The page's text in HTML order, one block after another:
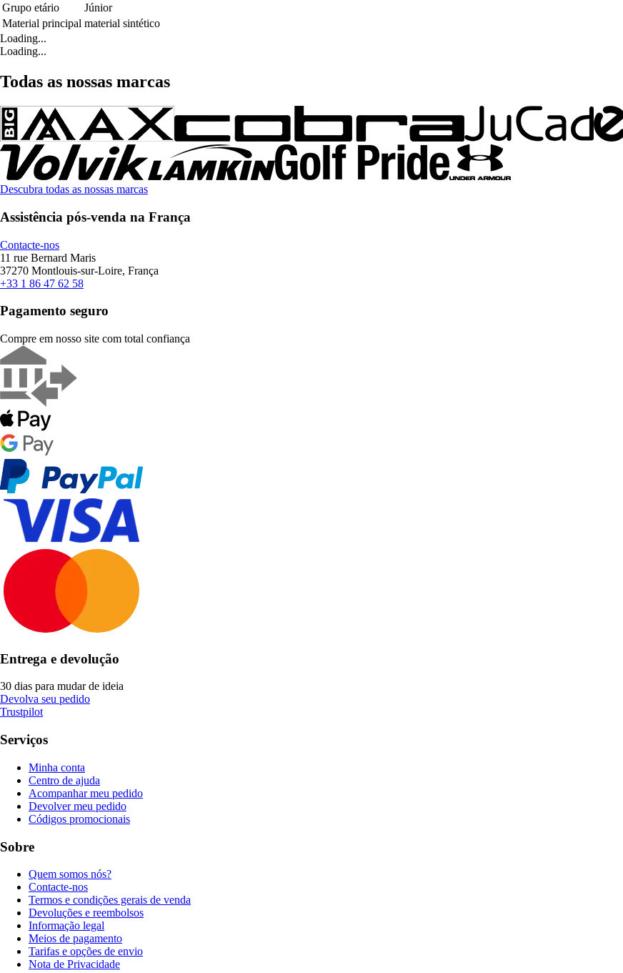
Grupo etário
Júnior
Material principal material sintético
Loading...
Loading...
Todas as nossas marcas
Descubra todas as nossas marcas
Assistência pós-venda na França
Contacte-nos
11 rue Bernard Maris
37270 Montlouis-sur-Loire, França
+33 1 86 47 62 58
Pagamento seguro
Compre em nosso site com total confiança
Entrega e devolução
30 dias para mudar de ideia
Devolva seu pedido
Trustpilot
Serviços
Minha conta
Centro de ajuda
Acompanhar meu pedido
Devolver meu pedido
Códigos promocionais
Sobre
Quem somos nós?
Contacte-nos
Termos e condições gerais de venda
Devoluções e reembolsos
Informação legal
Meios de pagamento
Tarifas e opções de envio
Nota de Privacidade